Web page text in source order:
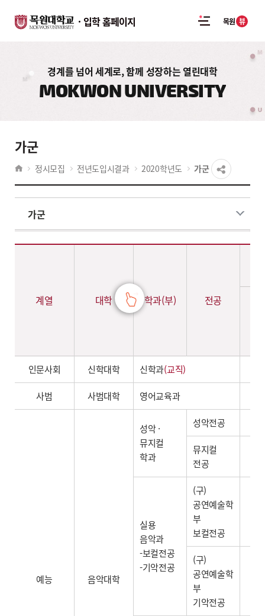
입학 홈페이지 목원 뷰
경계를 넘어 세계로, 함께 성장하는 열린대학
MOKWON UNIVERSITY
가군
정시모집 전년도입시결과 2020학년도 가군
가군
2020학년도 전년도입시결과 정시 가군 - 계열,대학,학과(부),전공,수능위주 · 실기/실적위주(일반학생전형)(모집인원,경쟁률,수능환산점수(평균,만점)) 정보제공
계열 대학 학과(부)
전공
인문사회 신학대학 신학과(교직)
사범 사범대학 영어교육과
예능 음악대학
성악 ·
뮤지컬
학과
성악전공
뮤지컬
전공
실용
음악과
-보컬전공
-기악전공
(구)
공연예술학
부
보컬전공
(구)
공연예술학
부
기악전공